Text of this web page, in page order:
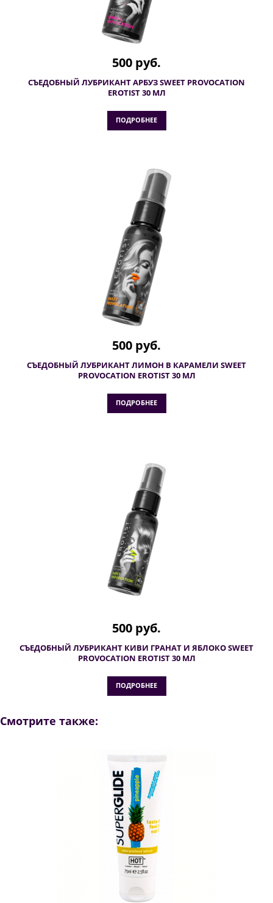
500 руб.
СЪЕДОБНЫЙ ЛУБРИКАНТ АРБУЗ SWEET PROVOCATION
EROTIST 30 МЛ
ПОДРОБНЕЕ
500 руб.
СЪЕДОБНЫЙ ЛУБРИКАНТ ЛИМОН В КАРАМЕЛИ SWEET
PROVOCATION EROTIST 30 МЛ
ПОДРОБНЕЕ
500 руб.
СЪЕДОБНЫЙ ЛУБРИКАНТ КИВИ ГРАНАТ И ЯБЛОКО SWEET
PROVOCATION EROTIST 30 МЛ
ПОДРОБНЕЕ
Смотрите также: